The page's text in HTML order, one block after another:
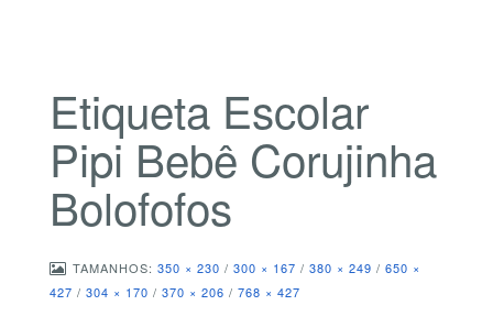
Etiqueta Escolar
Pipi Bebê Corujinha
Bolofofos
TAMANHOS: 350 × 230 / 300 × 167 / 380 × 249 / 650 ×
427 / 304 × 170 / 370 × 206 / 768 × 427